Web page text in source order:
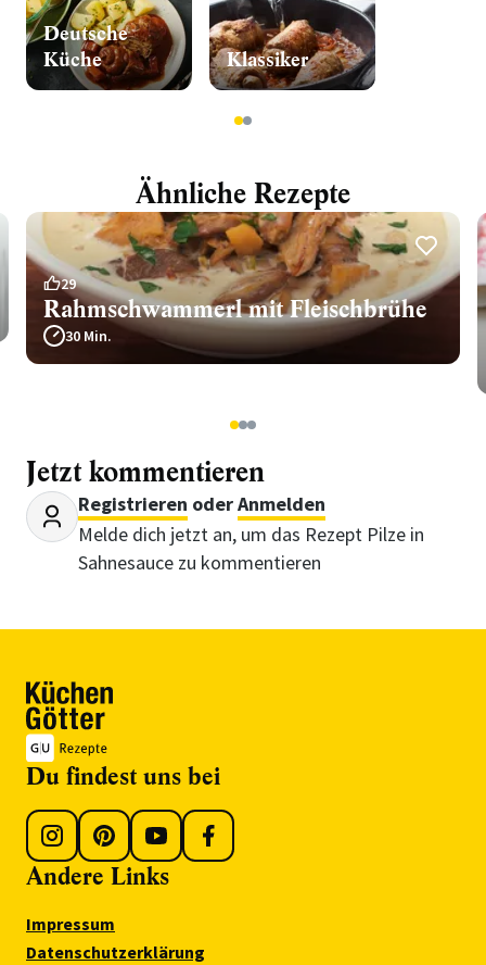
Deutsche
Küche
Klassiker
12
Ähnliche Rezepte
29
Rahmschwammerl mit Fleischbrühe
30 Min.
123
Jetzt kommentieren
Registrieren oderAnmelden
Melde dich jetzt an, um das Rezept Pilze in
Sahnesauce zu kommentieren
Du findest uns bei
Andere Links
Impressum
Datenschutzerklärung